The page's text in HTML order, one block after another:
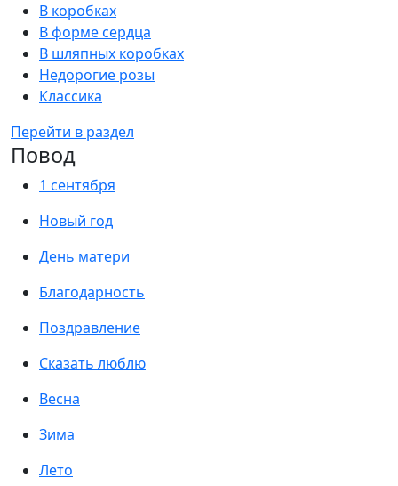
В коробках
В форме сердца
В шляпных коробках
Недорогие розы
Классика
Перейти в раздел
Повод
1 сентября
Новый год
День матери
Благодарность
Поздравление
Сказать люблю
Весна
Зима
Лето